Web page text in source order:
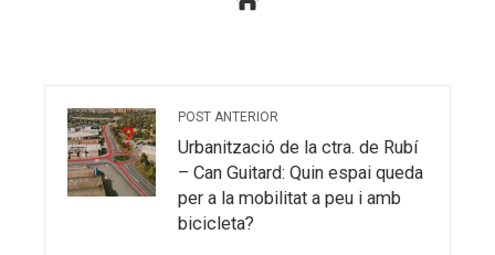
POST ANTERIOR
Urbanització de la ctra. de Rubí
– Can Guitard: Quin espai queda
per a la mobilitat a peu i amb
bicicleta?